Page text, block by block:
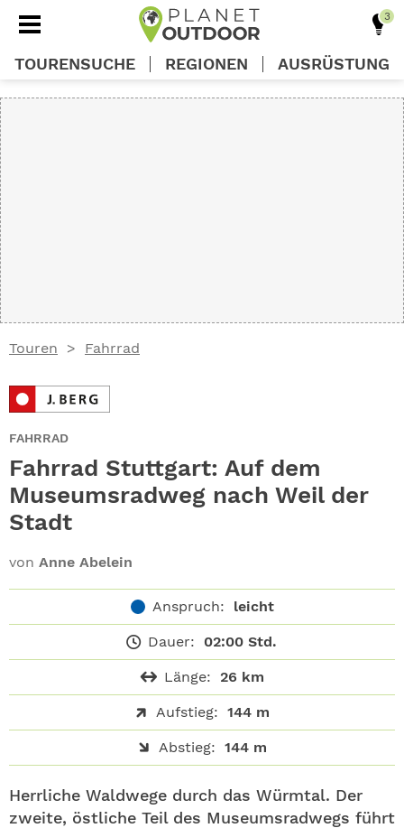
Touren Fahrrad
FAHRRAD
Fahrrad Stuttgart: Auf dem
Museumsradweg nach Weil der
Stadt
von Anne Abelein
Anspruch: leicht
Dauer: 02:00 Std.
Länge: 26 km
Aufstieg: 144 m
Abstieg: 144 m
Herrliche Waldwege durch das Würmtal. Der
zweite, östliche Teil des Museumsradwegs führt
TOURENSUCHE REGIONEN AUSRÜSTUNG
ABO
GEWINNEN
NEWSLETTER
ALLE THEMEN